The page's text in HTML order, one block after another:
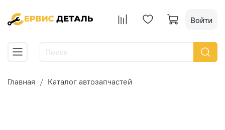
Войти
Главная Каталог автозапчастей